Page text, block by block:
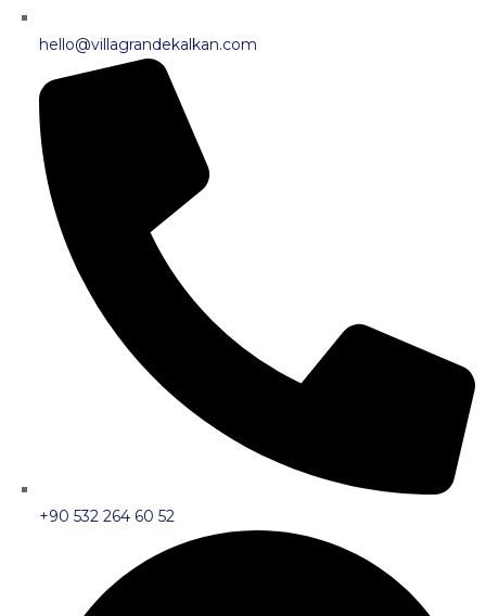
hello@villagrandekalkan.com
+90 532 264 60 52